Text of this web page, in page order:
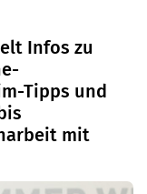
Infos zu
Tipps und
mit